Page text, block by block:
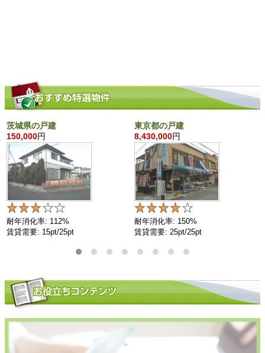
茨城県の戸建
150,000円
耐年消化率: 112%
賃貸需要: 15pt/25pt
東京都の戸建
8,430,000円
耐年消化率: 150%
賃貸需要: 25pt/25pt